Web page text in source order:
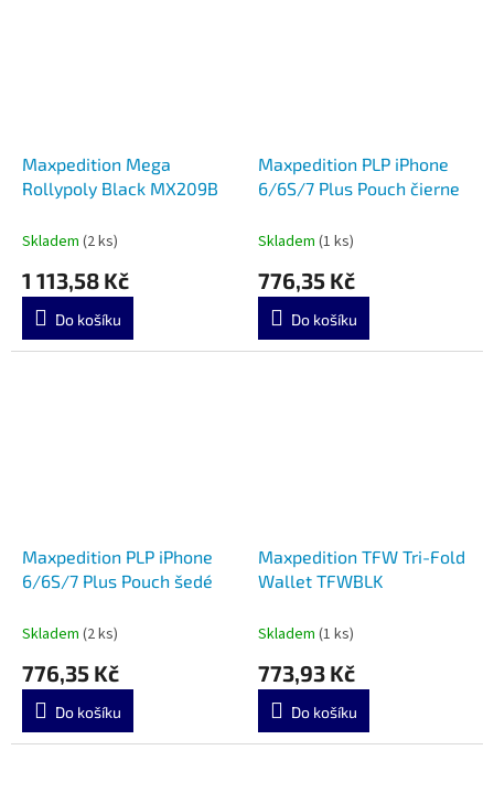
Maxpedition Mega
Rollypoly Black MX209B
Skladem (2 ks)
1 113,58 Kč
Do košíku
Maxpedition PLP iPhone
6/6S/7 Plus Pouch čierne
Skladem (1 ks)
776,35 Kč
Do košíku
Maxpedition PLP iPhone
6/6S/7 Plus Pouch šedé
Skladem (2 ks)
776,35 Kč
Do košíku
Maxpedition TFW Tri-Fold
Wallet TFWBLK
Skladem (1 ks)
773,93 Kč
Do košíku